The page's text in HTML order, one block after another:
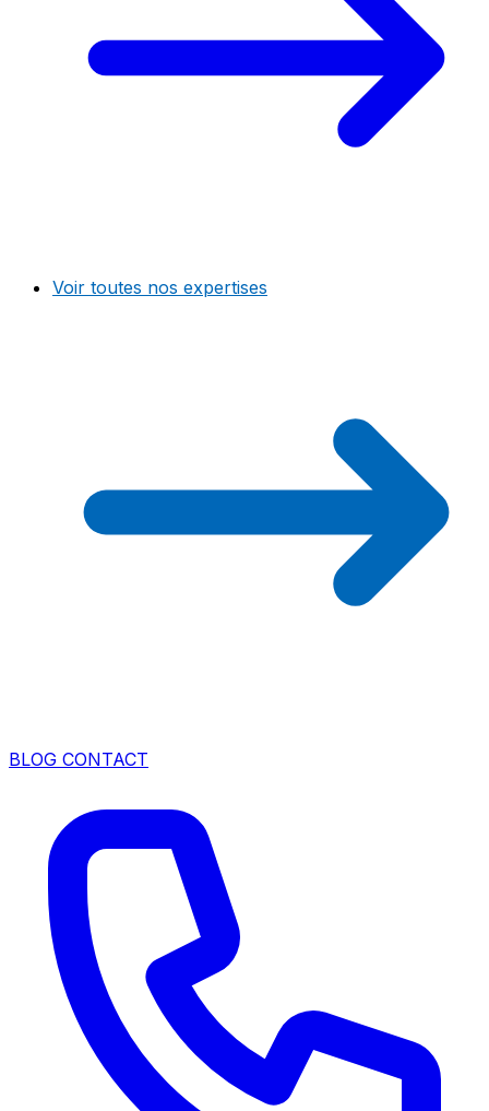
Voir toutes nos expertises
BLOG CONTACT